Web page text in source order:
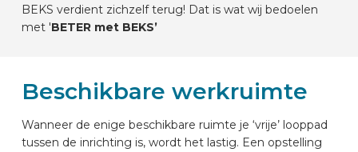
BEKS verdient zichzelf terug! Dat is wat wij bedoelen
met 'BETER met BEKS’
Beschikbare werkruimte
Wanneer de enige beschikbare ruimte je ‘vrije’ looppad
tussen de inrichting is, wordt het lastig. Een opstelling